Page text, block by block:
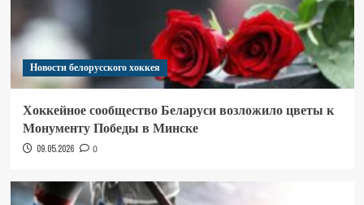
Новости белорусского хоккея
Хоккейное сообщество Беларуси возложило цветы к
Монументу Победы в Минске
09.05.2026 0